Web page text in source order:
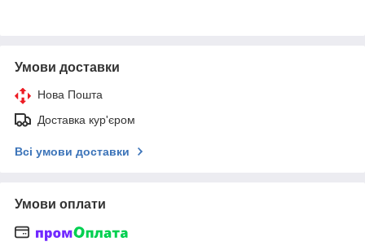
Умови доставки
Нова Пошта
Доставка кур'єром
Всі умови доставки
Умови оплати